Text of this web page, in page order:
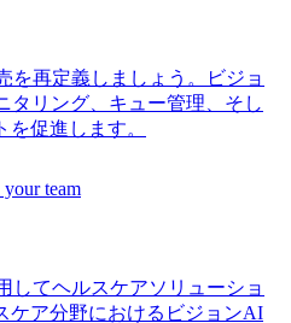
を再定義しましょう。ビジョ
タリング、キュー管理、そし
促進します。
してヘルスケアソリューショ
ケア分野におけるビジョンAI